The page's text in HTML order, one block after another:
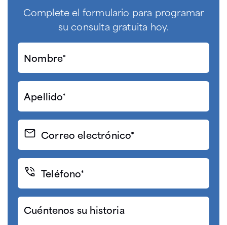
Complete el formulario para programar
su consulta gratuita hoy.
Nombre*
(Required)
Apellido*
(Required)
Correo
electrónico
Teléfono*
(Required)
Cuéntenos
su